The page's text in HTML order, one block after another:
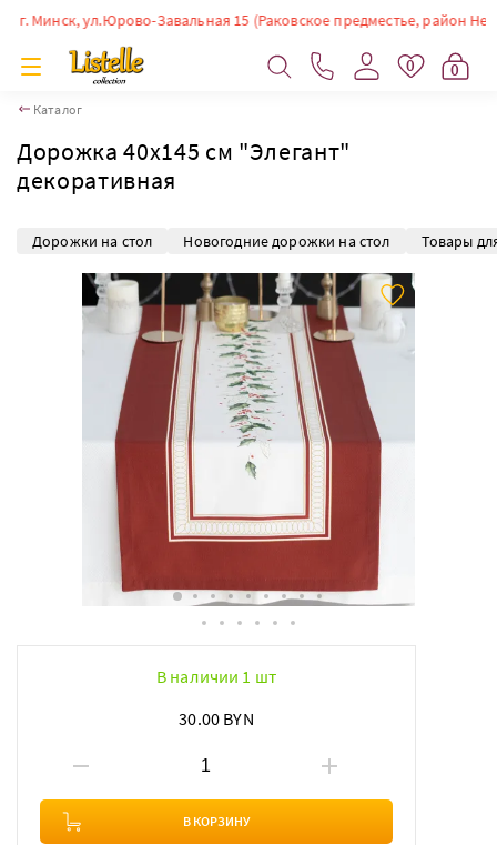
ул.Юрово-Завальная 15 (Раковское предместье, район
0 0
Каталог
Дорожка 40х145 см "Элегант"
декоративная
Дорожки на стол Новогодние дорожки на стол Товары
В наличии 1 шт
30.00 BYN
В КОРЗИНУ